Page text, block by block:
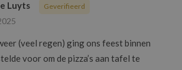
Luyts Geverifieerd
(veel regen) ging ons feest binnen
voor om de pizza’s aan tafel te